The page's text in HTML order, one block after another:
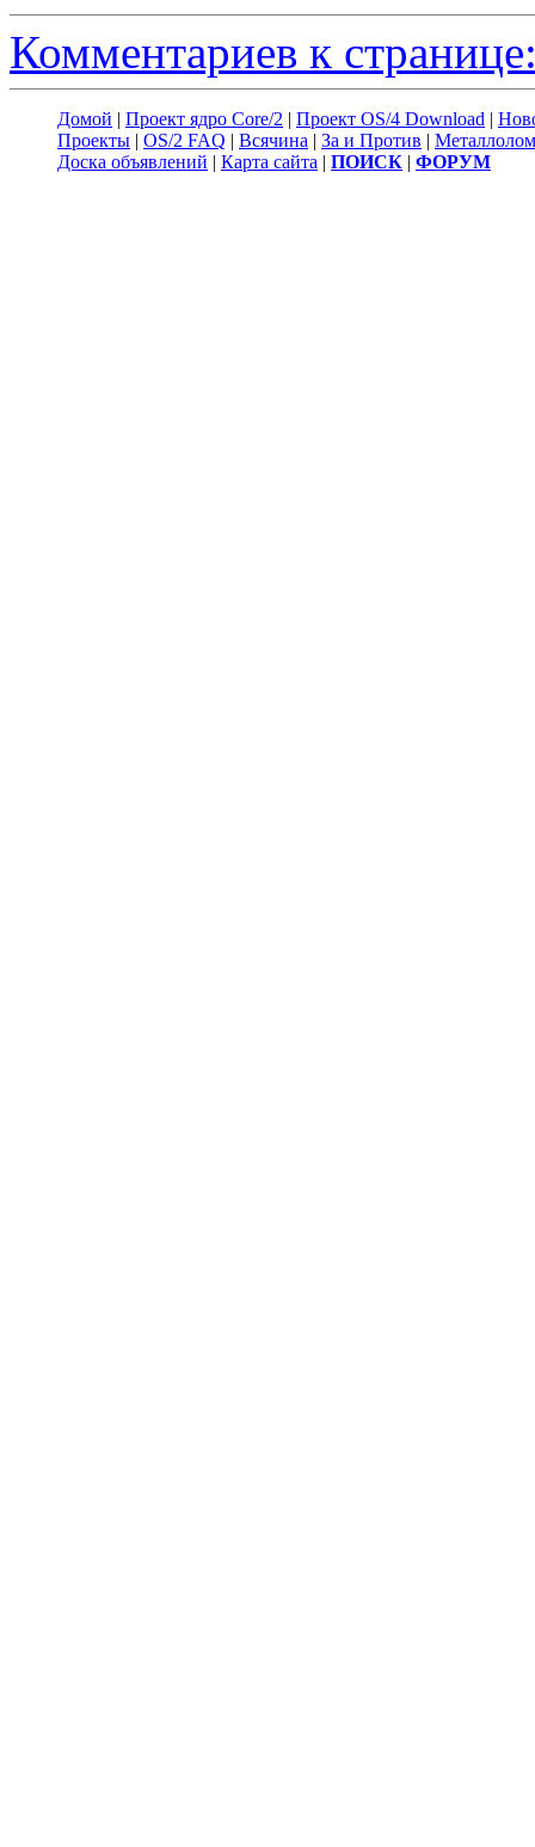
Комментариев к
Домой | Проект ядро Core/2 | Проект OS/4 Download |
Проекты | OS/2 FAQ | Всячина | За и Против | Металлолом
Доска объявлений | Карта сайта | ПОИСК | ФОРУМ